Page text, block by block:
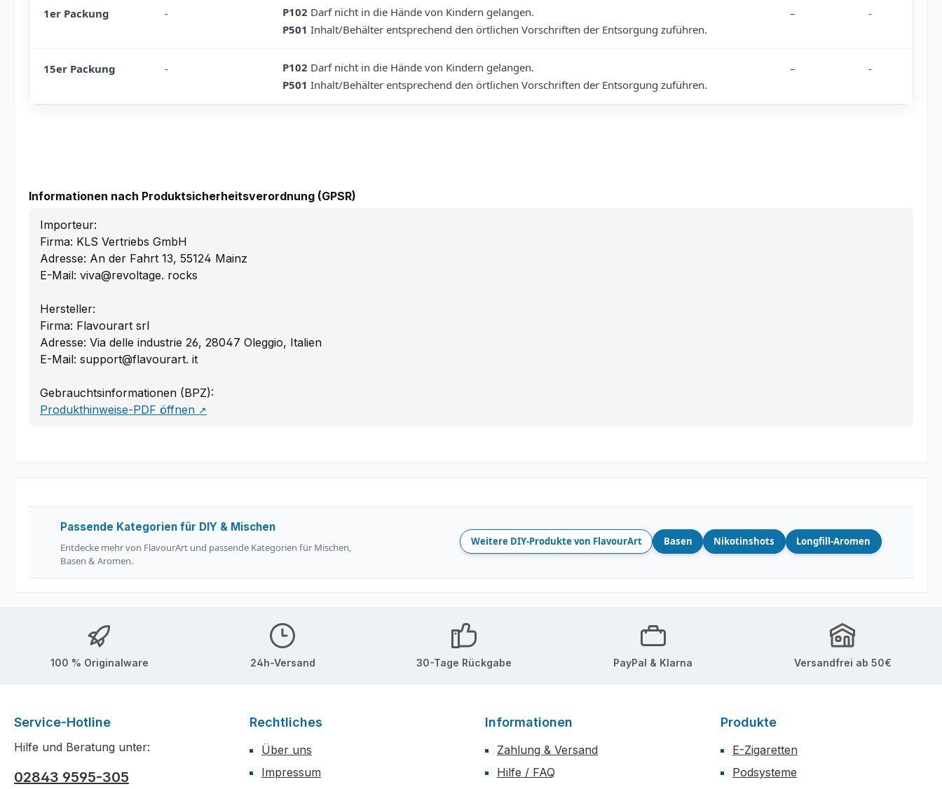
1er Packung - P102 Darf nicht in die Hände von Kindern gelangen.
P501 Inhalt/Behälter entsprechend den örtlichen Vorschriften der Entsorgung zuführen.
– -
15er Packung - P102 Darf nicht in die Hände von Kindern gelangen.
P501 Inhalt/Behälter entsprechend den örtlichen Vorschriften der Entsorgung zuführen.
– -
Informationen nach Produktsicherheitsverordnung (GPSR)
Importeur:
Firma: KLS Vertriebs GmbH
Adresse: An der Fahrt 13, 55124 Mainz
E-Mail: viva@revoltage. rocks
Hersteller:
Firma: Flavourart srl
Adresse: Via delle industrie 26, 28047 Oleggio, Italien
E-Mail: support@flavourart. it
Gebrauchtsinformationen (BPZ):
Produkthinweise-PDF öffnen ↗
Passende Kategorien für DIY & Mischen
Entdecke mehr von FlavourArt und passende Kategorien für Mischen,
Basen & Aromen.
Weitere DIY-Produkte von FlavourArt Basen Nikotinshots Longfill-Aromen
100 % Originalware 24h-Versand 30-Tage Rückgabe PayPal & Klarna Versandfrei ab 50€
Service-Hotline
Hilfe und Beratung unter:
02843 9595-305
Rechtliches
Über uns
Impressum
Informationen
Zahlung & Versand
Hilfe / FAQ
Produkte
E-Zigaretten
Podsysteme